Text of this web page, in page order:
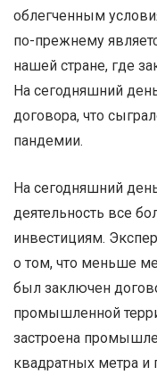
облегченным
по-прежнему
нашей стране, где
На сегодняшний
договора, что
пандемии.
На сегодняшний
деятельность все
инвестициям.
о том, что меньше
был заключен
промышленной
застроена
квадратных метра и